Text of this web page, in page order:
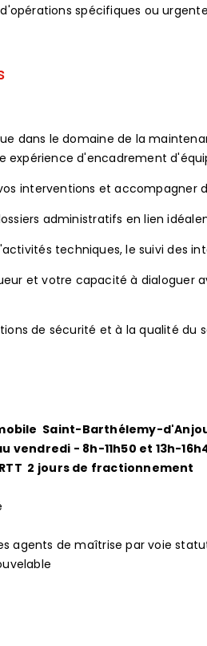
spécifiques ou
dans le domaine de la
expérience d'encadrement
interventions et
administratifs en lien
techniques, le suivi des
et votre capacité à dialoguer
de sécurité et à la qualité du
 Saint-Barthélemy-
vendredi - 8h-11h50 et 13h-
 2 jours de fractionnement
agents de maîtrise par voie